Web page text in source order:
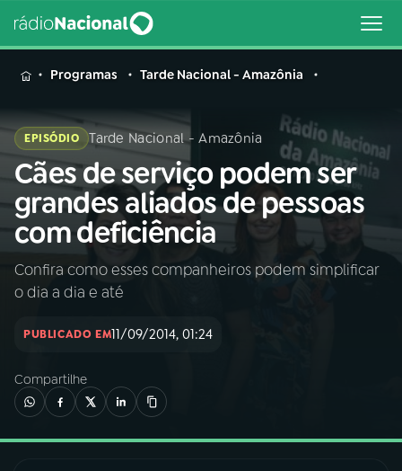
MENU
Buscar
na
Rádio
Nacional
Buscar
AO VIVO
INÍCIO
02A RÁDIO
03PROGRAMAÇÃO
Programas Tarde Nacional - Amazônia
EPISÓDIO Tarde Nacional - Amazônia
Cães de serviço podem ser
grandes aliados de pessoas
com deficiência
Confira como esses companheiros podem simplificar
o dia a dia e até
PUBLICADO EM11/09/2014, 01:24
Compartilhe